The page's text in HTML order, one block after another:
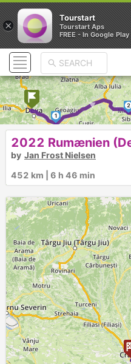
►
1
2
by Jan Frost Nielsen
452 km | 6 h 46 min
×
Tourstart
Tourstart Aps
FREE - In Google Play